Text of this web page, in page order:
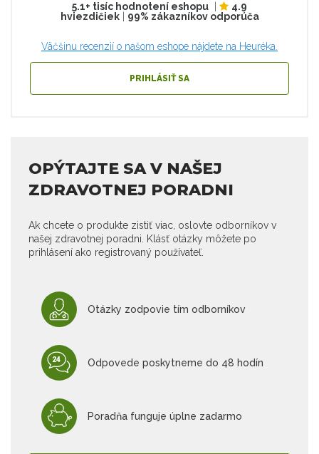
5.1+ tisíc hodnotení eshopu
4.9
hviezdičiek| 99% zákazníkov odporúča
Väčšinu recenzií o našom eshope nájdete na Heuréka.
PRIHLÁSIŤ SA
OPÝTAJTE SA V NAŠEJ
ZDRAVOTNEJ PORADNI
Ak chcete o produkte zistiť viac, oslovte odborníkov v
našej zdravotnej poradni. Klásť otázky môžete po
prihlásení ako registrovaný používateľ.
Otázky zodpovie tím odborníkov
Odpovede poskytneme do 48 hodín
Poradňa funguje úplne zadarmo